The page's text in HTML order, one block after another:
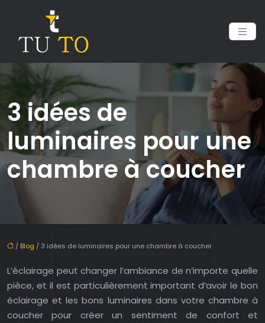
3 idées de
luminaires pour une
chambre à coucher
/ Blog / 3 idées de luminaires pour une chambre à coucher
L’éclairage peut changer l’ambiance de n’importe quelle
pièce, et il est particulièrement important d’avoir le bon
éclairage et les bons luminaires dans votre chambre à
coucher pour créer un sentiment de confort et